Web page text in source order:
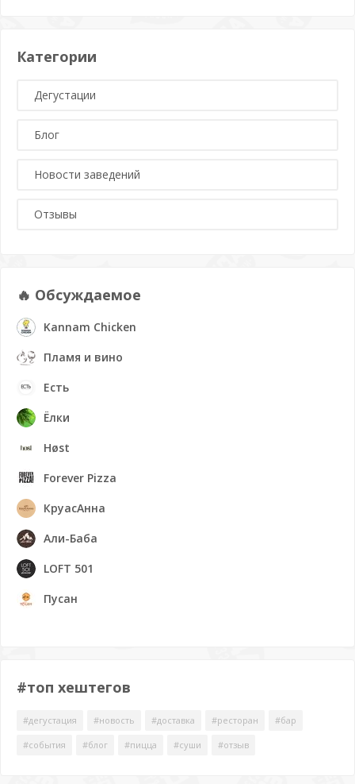
Категории
Дегустации
Блог
Новости заведений
Отзывы
🔥 Обсуждаемое
Kannam Chicken
Пламя и вино
Есть
Ёлки
Høst
Forever Pizza
КруасАнна
Али-Баба
LOFT 501
Пусан
#топ хештегов
#дегустация #новость #доставка #ресторан #бар
#события #блог #пицца #суши #отзыв